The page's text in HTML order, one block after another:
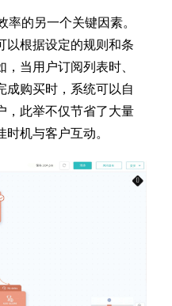
率的另一个关键因素。
以根据设定的规则和条
当用户订阅列表时、
成购买时，系统可以自
，此举不仅节省了大量
机与客户互动。